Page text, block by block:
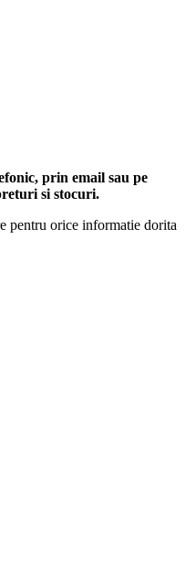
prin email sau pe
si stocuri.
pentru orice informatie dorita